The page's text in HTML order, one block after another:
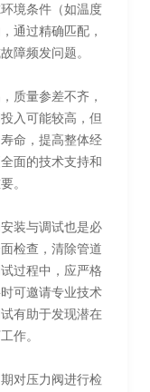
境条件（如温度
通过精确匹配，
障频发问题。
质量参差不齐，
入可能较高，但
命，提高整体经
面的技术支持和
。
装与调试也是必
检查，清除管道
过程中，应严格
可邀请专业技术
有助于发现潜在
作。
对压力阀进行检